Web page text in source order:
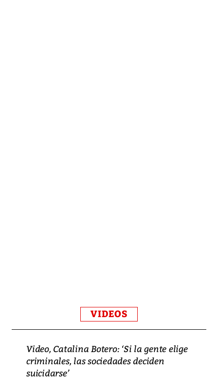
VIDEOS
Video, Catalina Botero: ‘Si la gente elige
criminales, las sociedades deciden
suicidarse’